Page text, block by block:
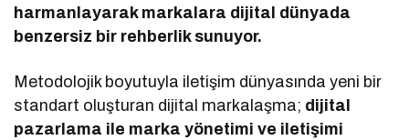
harmanlayarak markalara dijital dünyada
benzersiz bir rehberlik sunuyor.
Metodolojik boyutuyla iletişim dünyasında yeni bir
standart oluşturan dijital markalaşma; dijital
pazarlama ile marka yönetimi ve iletişimi